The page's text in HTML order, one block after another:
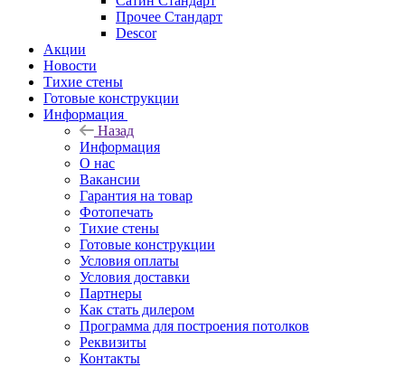
Прочее Стандарт
Descor
Акции
Новости
Тихие стены
Готовые конструкции
Информация
Назад
Информация
О нас
Вакансии
Гарантия на товар
Фотопечать
Тихие стены
Готовые конструкции
Условия оплаты
Условия доставки
Партнеры
Как стать дилером
Программа для построения потолков
Реквизиты
Контакты